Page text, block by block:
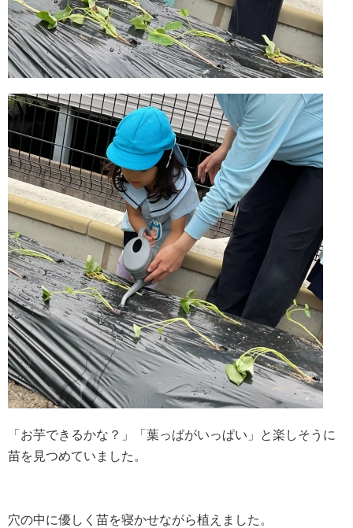
「お芋できるかな？」「葉っぱがいっぱい」と楽しそうに
苗を見つめていました。
穴の中に優しく苗を寝かせながら植えました。